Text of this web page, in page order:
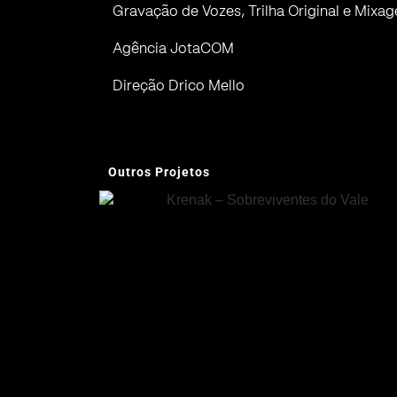
Gravação de Vozes, Trilha Original e
Agência JotaCOM
Direção Drico Mello
Outros Projetos